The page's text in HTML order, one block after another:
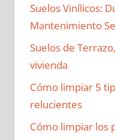
Suelos Vinílicos:
Mantenimiento
Suelos de
vivienda
Cómo limpiar 5
relucientes
Cómo limpiar los